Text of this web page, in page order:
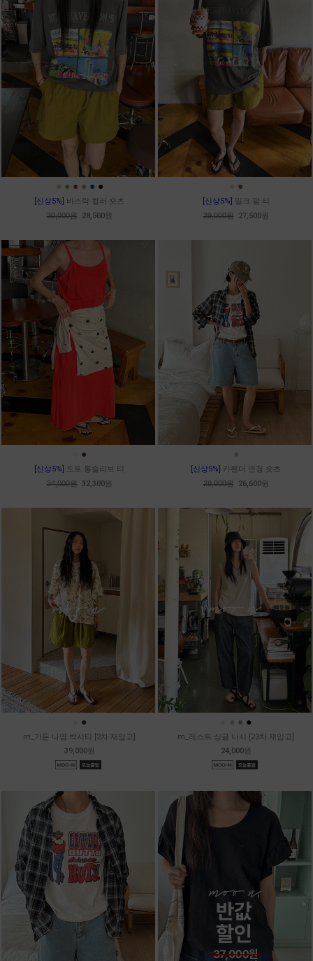
● ● ● ● ● ●
[신상5%] 바스락 컬러 숏츠
30,000원 28,500원
●
[신상5%] 밀크 팜 티
29,000원 27,500원
●
[신상5%] 도트 롱슬리브 티
34,000원 32,300원
●
[신상5%] 카펜더 연청 숏츠
28,000원 26,600원
●
m_가든 나염 박시티 [2차 재입고]
39,000원
● ● ●
m_레스트 싱글 나시 [23차 재입고]
24,000원